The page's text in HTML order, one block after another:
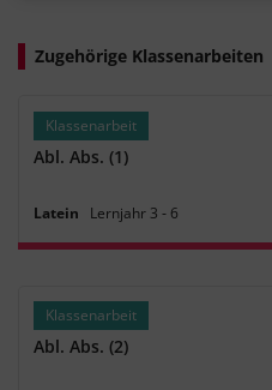
Zugehörige Klassenarbeiten
Klassenarbeit
Abl. Abs. (1)
Latein Lernjahr 3 ‐ 6
Klassenarbeit
Abl. Abs. (2)